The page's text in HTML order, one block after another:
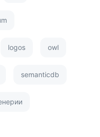
logos owl
semanticdb